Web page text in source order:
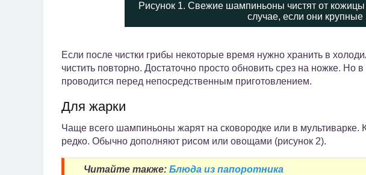
Рисунок 1. Свежие шампиньоны чистят от
случае, если они крупные
Если после чистки грибы некоторые время нужно хранить в
чистить повторно. Достаточно просто обновить срез на ножке. Но
проводится перед непосредственным приготовлением.
Для жарки
Чаще всего шампиньоны жарят на сковородке или в мультиварке.
редко. Обычно дополняют рисом или овощами (рисунок 2).
Читайте также:Блюда из папоротника